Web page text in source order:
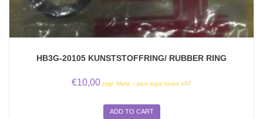
HB3G-20105 KUNSTSTOFFRING/ RUBBER RING
€10,00 zzgl. Mwst. / plus legal taxes VAT
ADD TO CART